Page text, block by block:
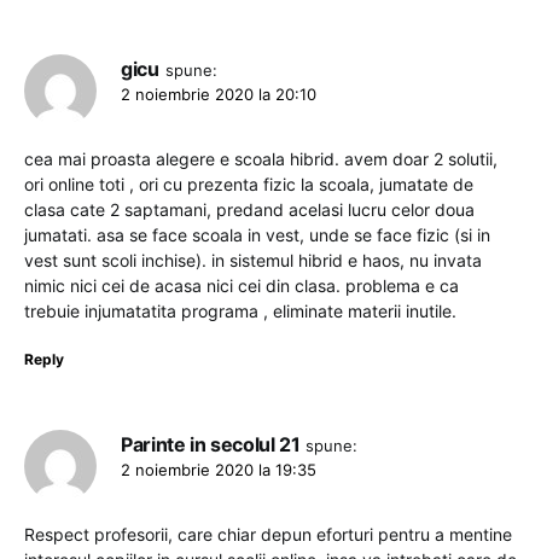
gicu spune:
2 noiembrie 2020 la 20:10
cea mai proasta alegere e scoala hibrid. avem doar 2 solutii,
ori online toti , ori cu prezenta fizic la scoala, jumatate de
clasa cate 2 saptamani, predand acelasi lucru celor doua
jumatati. asa se face scoala in vest, unde se face fizic (si in
vest sunt scoli inchise). in sistemul hibrid e haos, nu invata
nimic nici cei de acasa nici cei din clasa. problema e ca
trebuie injumatatita programa , eliminate materii inutile.
Reply
Parinte in secolul 21 spune:
2 noiembrie 2020 la 19:35
Respect profesorii, care chiar depun eforturi pentru a mentine